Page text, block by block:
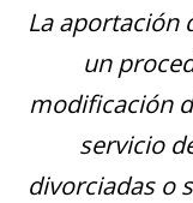
La aportación
un
modificación
servicio
divorciadas o